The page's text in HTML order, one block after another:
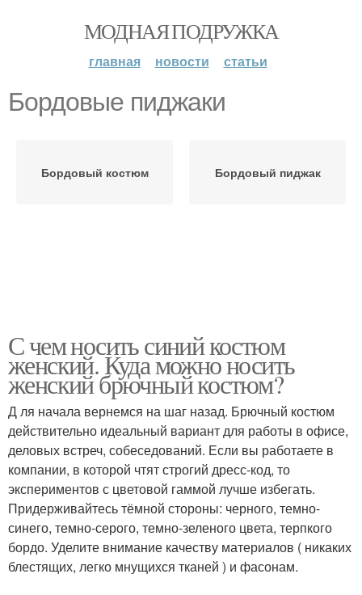
МОДНАЯ ПОДРУЖКА
главная новости статьи
Бордовые пиджаки
Бордовый костюм Бордовый пиджак
С чем носить синий костюм
женский. Куда можно носить
женский брючный костюм?
Д ля начала вернемся на шаг назад. Брючный костюм
действительно идеальный вариант для работы в офисе,
деловых встреч, собеседований. Если вы работаете в
компании, в которой чтят строгий дресс-код, то
экспериментов с цветовой гаммой лучше избегать.
Придерживайтесь тёмной стороны: черного, темно-
синего, темно-серого, темно-зеленого цвета, терпкого
бордо. Уделите внимание качеству материалов ( никаких
блестящих, легко мнущихся тканей ) и фасонам.